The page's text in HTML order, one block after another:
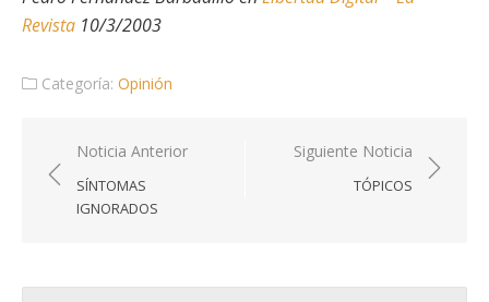
Revista 10/3/2003
Categoría: Opinión
Navegación
de
entradas
Noticia Anterior
SÍNTOMAS
IGNORADOS
Siguiente Noticia
TÓPICOS